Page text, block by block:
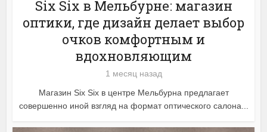
Six Six в Мельбурне: магазин
оптики, где дизайн делает выбор
очков комфортным и
вдохновляющим
1 месяц назад
Магазин Six Six в центре Мельбурна предлагает
совершенно иной взгляд на формат оптического салона...